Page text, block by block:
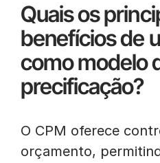
Quais os
benefícios de
como modelo
precificação?
O CPM oferece
orçamento,